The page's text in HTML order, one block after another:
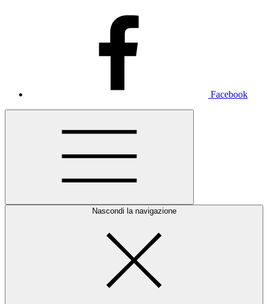
Facebook
Nascondi la navigazione